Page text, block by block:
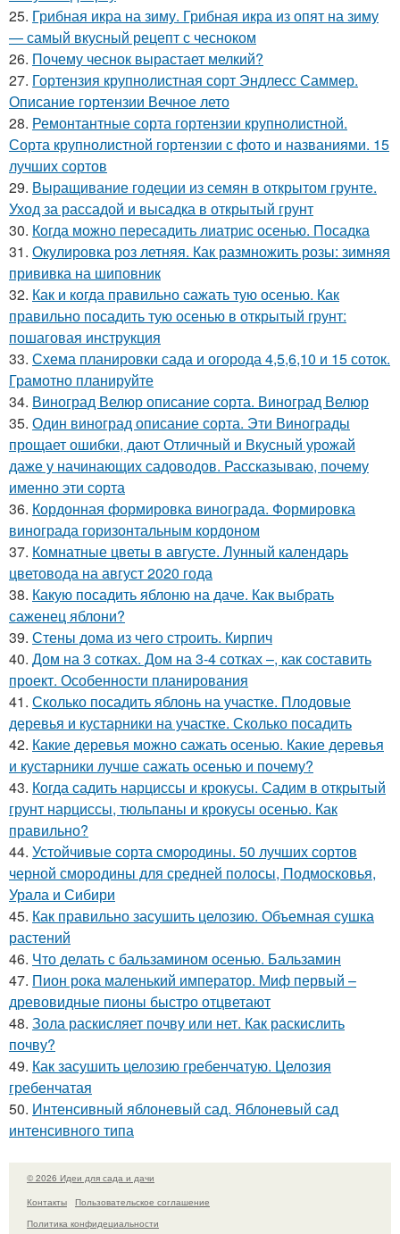
25. Грибная икра на зиму. Грибная икра из опят на зиму
— самый вкусный рецепт с чесноком
26. Почему чеснок вырастает мелкий?
27. Гортензия крупнолистная сорт Эндлесс Саммер.
Описание гортензии Вечное лето
28. Ремонтантные сорта гортензии крупнолистной.
Сорта крупнолистной гортензии с фото и названиями. 15
лучших сортов
29. Выращивание годеции из семян в открытом грунте.
Уход за рассадой и высадка в открытый грунт
30. Когда можно пересадить лиатрис осенью. Посадка
31. Окулировка роз летняя. Как размножить розы: зимняя
прививка на шиповник
32. Как и когда правильно сажать тую осенью. Как
правильно посадить тую осенью в открытый грунт:
пошаговая инструкция
33. Схема планировки сада и огорода 4,5,6,10 и 15 соток.
Грамотно планируйте
34. Виноград Велюр описание сорта. Виноград Велюр
35. Один виноград описание сорта. Эти Винограды
прощает ошибки, дают Отличный и Вкусный урожай
даже у начинающих садоводов. Рассказываю, почему
именно эти сорта
36. Кордонная формировка винограда. Формировка
винограда горизонтальным кордоном
37. Комнатные цветы в августе. Лунный календарь
цветовода на август 2020 года
38. Какую посадить яблоню на даче. Как выбрать
саженец яблони?
39. Стены дома из чего строить. Кирпич
40. Дом на 3 сотках. Дом на 3-4 сотках –, как составить
проект. Особенности планирования
41. Сколько посадить яблонь на участке. Плодовые
деревья и кустарники на участке. Сколько посадить
42. Какие деревья можно сажать осенью. Какие деревья
и кустарники лучше сажать осенью и почему?
43. Когда садить нарциссы и крокусы. Садим в открытый
грунт нарциссы, тюльпаны и крокусы осенью. Как
правильно?
44. Устойчивые сорта смородины. 50 лучших сортов
черной смородины для средней полосы, Подмосковья,
Урала и Сибири
45. Как правильно засушить целозию. Объемная сушка
растений
46. Что делать с бальзамином осенью. Бальзамин
47. Пион рока маленький император. Миф первый –
древовидные пионы быстро отцветают
48. Зола раскисляет почву или нет. Как раскислить
почву?
49. Как засушить целозию гребенчатую. Целозия
гребенчатая
50. Интенсивный яблоневый сад. Яблоневый сад
интенсивного типа
© 2026 Идеи для сада и дачи
Контакты
Пользовательское соглашение
Политика конфидециальности